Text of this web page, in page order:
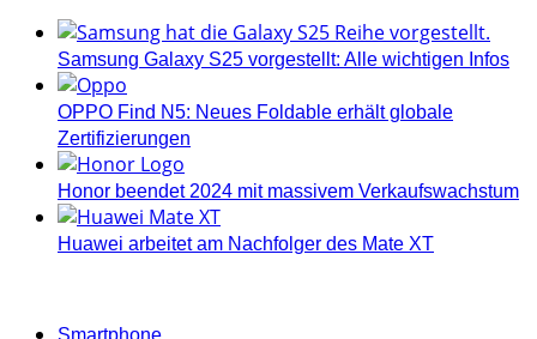
Samsung Galaxy S25 vorgestellt: Alle wichtigen Infos
OPPO Find N5: Neues Foldable erhält globale
Zertifizierungen
Honor beendet 2024 mit massivem Verkaufswachstum
Huawei arbeitet am Nachfolger des Mate XT
Categories
Smartphone